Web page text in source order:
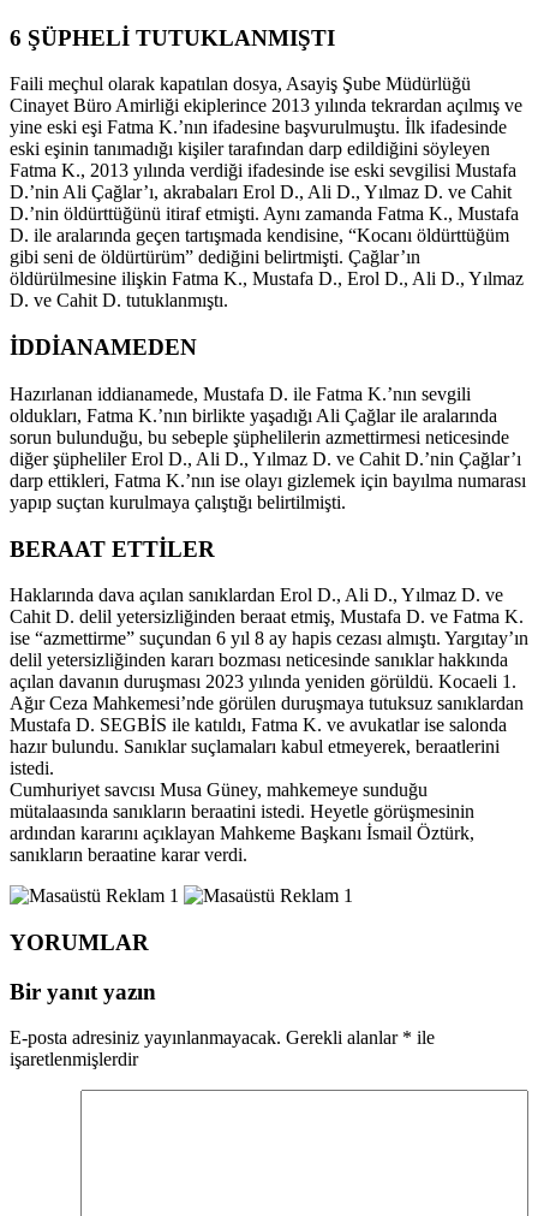
6 ŞÜPHELİ TUTUKLANMIŞTI
Faili meçhul olarak kapatılan dosya, Asayiş Şube Müdürlüğü
Cinayet Büro Amirliği ekiplerince 2013 yılında tekrardan açılmış ve
yine eski eşi Fatma K.’nın ifadesine başvurulmuştu. İlk ifadesinde
eski eşinin tanımadığı kişiler tarafından darp edildiğini söyleyen
Fatma K., 2013 yılında verdiği ifadesinde ise eski sevgilisi Mustafa
D.’nin Ali Çağlar’ı, akrabaları Erol D., Ali D., Yılmaz D. ve Cahit
D.’nin öldürttüğünü itiraf etmişti. Aynı zamanda Fatma K., Mustafa
D. ile aralarında geçen tartışmada kendisine, “Kocanı öldürttüğüm
gibi seni de öldürtürüm” dediğini belirtmişti. Çağlar’ın
öldürülmesine ilişkin Fatma K., Mustafa D., Erol D., Ali D., Yılmaz
D. ve Cahit D. tutuklanmıştı.
İDDİANAMEDEN
Hazırlanan iddianamede, Mustafa D. ile Fatma K.’nın sevgili
oldukları, Fatma K.’nın birlikte yaşadığı Ali Çağlar ile aralarında
sorun bulunduğu, bu sebeple şüphelilerin azmettirmesi neticesinde
diğer şüpheliler Erol D., Ali D., Yılmaz D. ve Cahit D.’nin Çağlar’ı
darp ettikleri, Fatma K.’nın ise olayı gizlemek için bayılma numarası
yapıp suçtan kurulmaya çalıştığı belirtilmişti.
BERAAT ETTİLER
Haklarında dava açılan sanıklardan Erol D., Ali D., Yılmaz D. ve
Cahit D. delil yetersizliğinden beraat etmiş, Mustafa D. ve Fatma K.
ise “azmettirme” suçundan 6 yıl 8 ay hapis cezası almıştı. Yargıtay’ın
delil yetersizliğinden kararı bozması neticesinde sanıklar hakkında
açılan davanın duruşması 2023 yılında yeniden görüldü. Kocaeli 1.
Ağır Ceza Mahkemesi’nde görülen duruşmaya tutuksuz sanıklardan
Mustafa D. SEGBİS ile katıldı, Fatma K. ve avukatlar ise salonda
hazır bulundu. Sanıklar suçlamaları kabul etmeyerek, beraatlerini
istedi.
Cumhuriyet savcısı Musa Güney, mahkemeye sunduğu
mütalaasında sanıkların beraatini istedi. Heyetle görüşmesinin
ardından kararını açıklayan Mahkeme Başkanı İsmail Öztürk,
sanıkların beraatine karar verdi.
YORUMLAR
Bir yanıt yazın
E-posta adresiniz yayınlanmayacak. Gerekli alanlar * ile
işaretlenmişlerdir